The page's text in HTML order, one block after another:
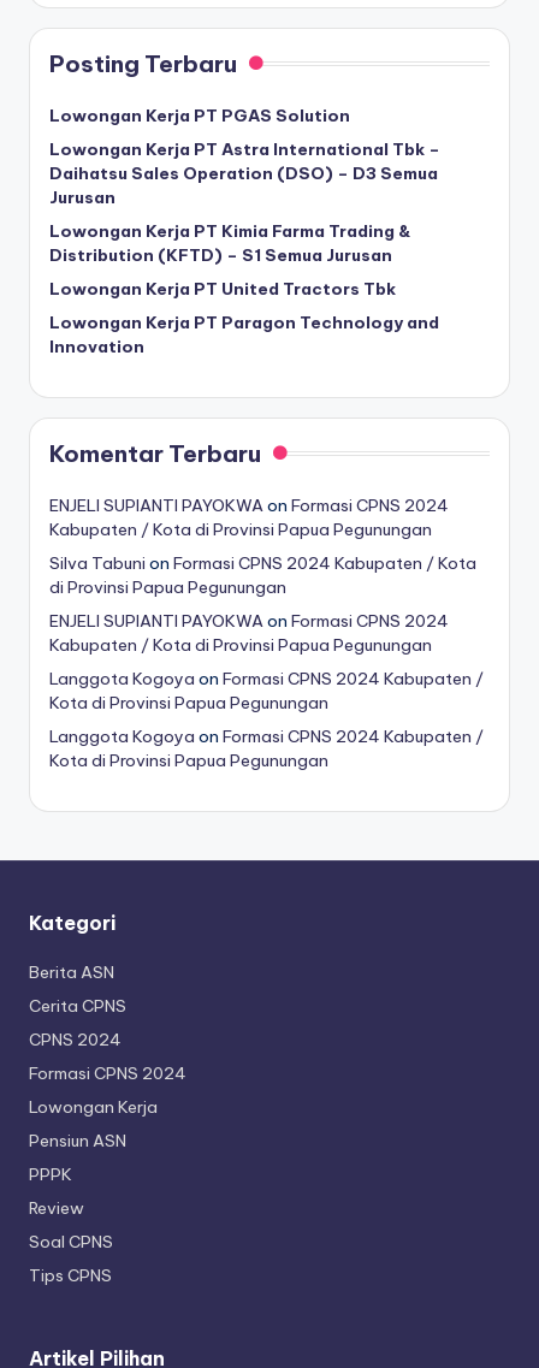
Posting Terbaru
Lowongan Kerja PT PGAS Solution
Lowongan Kerja PT Astra International Tbk –
Daihatsu Sales Operation (DSO) – D3 Semua
Jurusan
Lowongan Kerja PT Kimia Farma Trading &
Distribution (KFTD) – S1 Semua Jurusan
Lowongan Kerja PT United Tractors Tbk
Lowongan Kerja PT Paragon Technology and
Innovation
Komentar Terbaru
ENJELI SUPIANTI PAYOKWAon Formasi CPNS 2024
Kabupaten / Kota di Provinsi Papua Pegunungan
Silva Tabuni on Formasi CPNS 2024 Kabupaten / Kota
di Provinsi Papua Pegunungan
ENJELI SUPIANTI PAYOKWAon Formasi CPNS 2024
Kabupaten / Kota di Provinsi Papua Pegunungan
Langgota Kogoya on Formasi CPNS 2024 Kabupaten /
Kota di Provinsi Papua Pegunungan
Langgota Kogoya on Formasi CPNS 2024 Kabupaten /
Kota di Provinsi Papua Pegunungan
Kategori
Berita ASN
Cerita CPNS
CPNS 2024
Formasi CPNS 2024
Lowongan Kerja
Pensiun ASN
PPPK
Review
Soal CPNS
Tips CPNS
Artikel Pilihan